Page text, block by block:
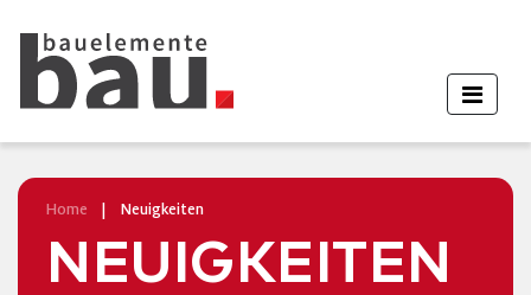
Home Neuigkeiten
NEUIGKEITEN